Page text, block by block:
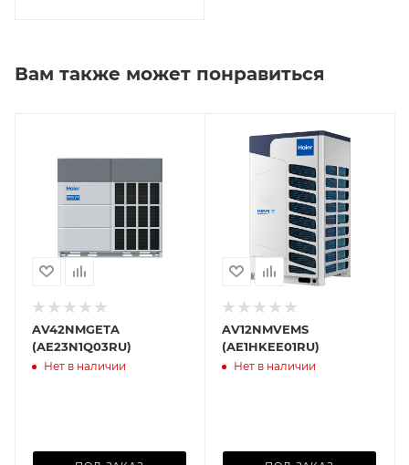
Вам также может понравиться
AV42NMGETA
(AE23N1Q03RU)
Нет в наличии
AV12NMVEMS
(AE1HKEE01RU)
Нет в наличии